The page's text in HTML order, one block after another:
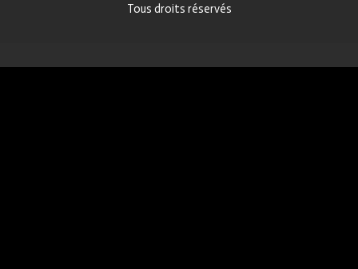
Tous droits réservés